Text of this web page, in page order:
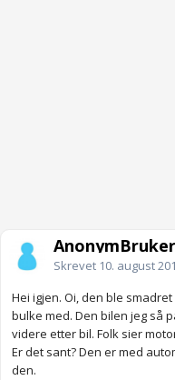
AnonymBruker
Skrevet 10. august
Hei igjen. Oi, den ble
bulke med. Den bilen jeg så
videre etter bil. Folk sier
Er det sant? Den er med
den.